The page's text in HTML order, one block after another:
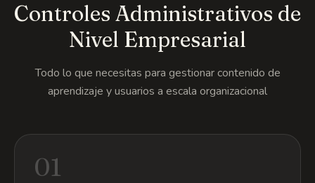
Controles Administrativos de
Nivel Empresarial
Todo lo que necesitas para gestionar contenido de
aprendizaje y usuarios a escala organizacional
01